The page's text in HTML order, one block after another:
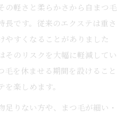
の軽さと柔らかさから自まつ毛
長です。従来のエクステは重さ
やすくなることがありました
そのリスクを大幅に軽減してい
毛を休ませる期間を設けること
楽しめます。
足りない方や、まつ毛が細い・